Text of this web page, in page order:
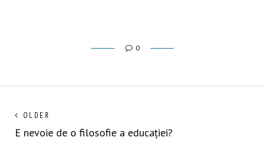
0
Navigare
în
OLDER
post:
E nevoie de o filosofie a educației?